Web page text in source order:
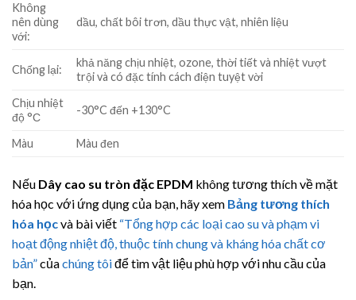
Không
nên dùng
với:
dầu, chất bôi trơn, dầu thực vật, nhiên liệu
Chống lại:
khả năng chịu nhiệt, ozone, thời tiết và nhiệt vượt
trội và có đặc tính cách điện tuyệt vời
Chịu nhiệt
độ °С
-30°C đến +130°C
Màu Màu đen
Nếu Dây cao su tròn đặc EPDM không tương thích về mặt
hóa học với ứng dụng của bạn, hãy xem Bảng tương thích
hóa họcvà bài viết “Tổng hợp các loại cao su và phạm vi
hoạt động nhiệt độ, thuộc tính chung và kháng hóa chất cơ
bản”củachúng tôiđể tìm vật liệu phù hợp với nhu cầu của
bạn.